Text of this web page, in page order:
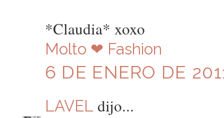
*Claudia* xoxo
Molto ❤ Fashion
6 DE ENERO DE
LAVEL dijo...